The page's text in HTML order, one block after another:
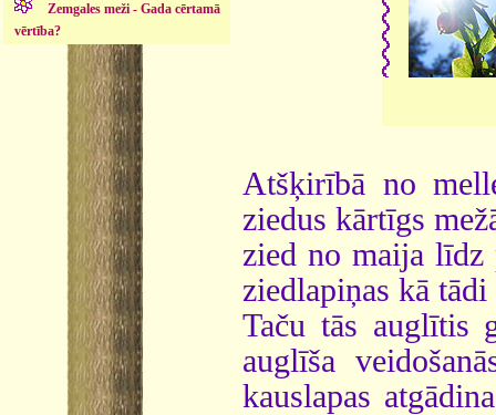
Zemgales meži - Gada cērtamā
vērtība?
Atšķirībā no
ziedus kārtīgs
zied no maija līdz
ziedlapiņas kā
Taču tās auglītis
auglīša
kauslapas